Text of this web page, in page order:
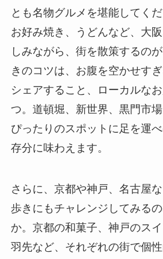
とも名物グルメを堪能してく
お好み焼き、うどんなど、大
しみながら、街を散策するの
きのコツは、お腹を空かせす
シェアすること、ローカルな
つ。道頓堀、新世界、黒門市
ぴったりのスポットに足を運
存分に味わえます。
さらに、京都や神戸、名古屋
歩きにもチャレンジしてみる
か。京都の和菓子、神戸のス
羽先など、それぞれの街で個